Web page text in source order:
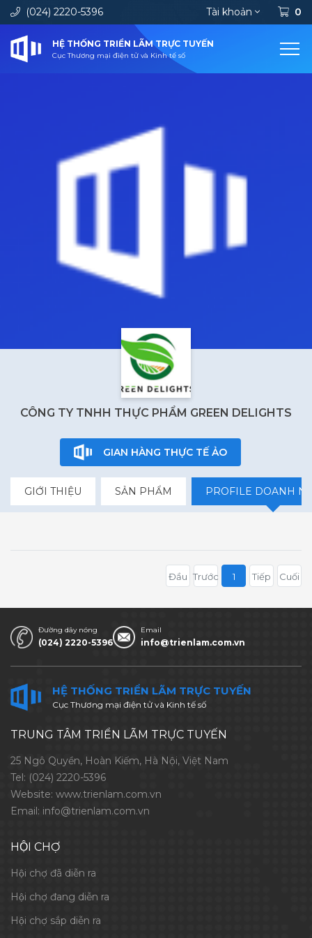
(024) 2220-5396 Tài khoản
HỆ THỐNG TRIỂN LÃM TRỰC TUYẾN
Cục Thương mại điện tử và Kinh tế số
0
CÔNG TY TNHH THỰC PHẨM GREEN DELIGHTS
GIAN HÀNG THỰC TẾ ẢO
GIỚI THIỆU SẢN PHẨM PROFILE DOANH
Đầu Trước 1 Tiếp Cuối
Đường dây nóng
(024) 2220-5396
Email
info@trienlam.com.vn
HỆ THỐNG TRIỂN LÃM TRỰC TUYẾN
Cục Thương mại điện tử và Kinh tế số
TRUNG TÂM TRIỂN LÃM TRỰC TUYẾN
25 Ngô Quyền, Hoàn Kiếm, Hà Nội, Việt Nam
Tel: (024) 2220-5396
Website: www.trienlam.com.vn
Email: info@trienlam.com.vn
HỘI CHỢ
Hội chợ đã diễn ra
Hội chợ đang diễn ra
Hội chợ sắp diễn ra